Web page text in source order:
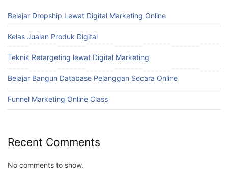
Belajar Dropship Lewat Digital Marketing Online
Kelas Jualan Produk Digital
Teknik Retargeting lewat Digital Marketing
Belajar Bangun Database Pelanggan Secara Online
Funnel Marketing Online Class
Recent Comments
No comments to show.